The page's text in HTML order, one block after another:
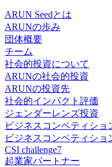
ARUN Seedとは
ARUNの歩み
団体概要
チーム
社会的投資について
ARUNの社会的投資
ARUNの投資先
社会的インパクト評価
ジェンダーレンズ投資
ビジネスコンペティショ
ビジネスコンペティショ
CSI challenge7
起業家パートナー